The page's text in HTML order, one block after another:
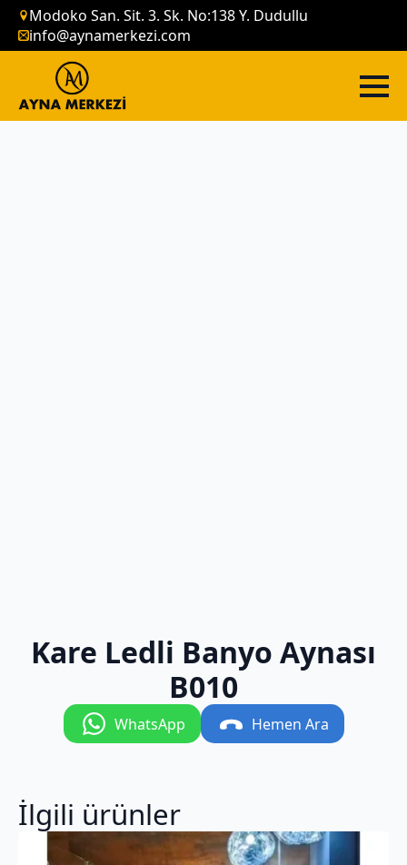
Modoko San. Sit. 3. Sk. No:138 Y. Dudullu
info@aynamerkezi.com
Kare Ledli Banyo Aynası
B010
WhatsApp Hemen Ara
İlgili ürünler